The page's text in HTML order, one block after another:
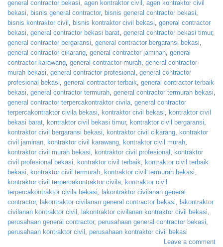
general contractor bekasi, agen kontraktor civil , agen kontraktor civil
bekasi, bisnis general contractor, bisnis general contractor bekasi,
bisnis kontraktor civil , bisnis kontraktor civil bekasi, general contractor
bekasi, general contractor bekasi barat, general contractor bekasi timur,
general contractor bergaransi, general contractor bergaransi bekasi,
general contractor cikarang, general contractor jaminan, general
contractor karawang, general contractor murah, general contractor
murah bekasi, general contractor profesional , general contractor
profesional bekasi, general contractor terbaik, general contractor terbaik
bekasi, general contractor termurah, general contractor termurah bekasi,
general contractor terpercakontraktor civila, general contractor
terpercakontraktor civila bekasi, kontraktor civil bekasi, kontraktor civil
bekasi barat, kontraktor civil bekasi timur, kontraktor civil bergaransi,
kontraktor civil bergaransi bekasi, kontraktor civil cikarang, kontraktor
civil jaminan, kontraktor civil karawang, kontraktor civil murah,
kontraktor civil murah bekasi, kontraktor civil profesional , kontraktor
civil profesional bekasi, kontraktor civil terbaik, kontraktor civil terbaik
bekasi, kontraktor civil termurah, kontraktor civil termurah bekasi,
kontraktor civil terpercakontraktor civila, kontraktor civil
terpercakontraktor civila bekasi, lakontraktor civilanan general
contractor, lakontraktor civilanan general contractor bekasi, lakontraktor
civilanan kontraktor civil , lakontraktor civilanan kontraktor civil bekasi,
perusahaan general contractor, perusahaan general contractor bekasi,
perusahaan kontraktor civil , perusahaan kontraktor civil bekasi
Leave a comment